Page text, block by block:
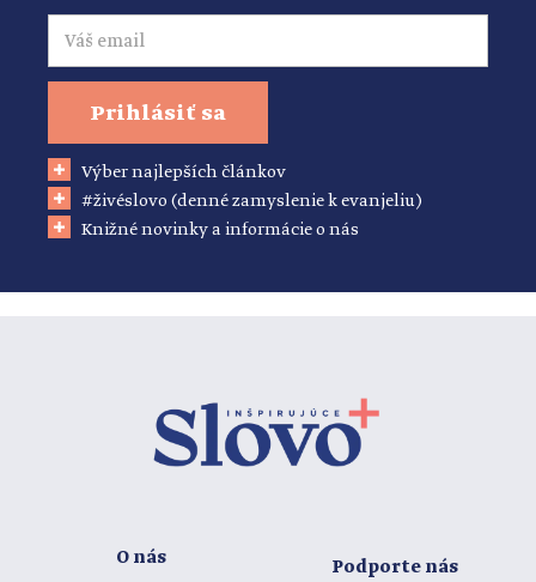
Email
Prihlásiť sa
Výber najlepších článkov
#živéslovo (denné zamyslenie k evanjeliu)
Knižné novinky a informácie o nás
O nás
Podporte nás